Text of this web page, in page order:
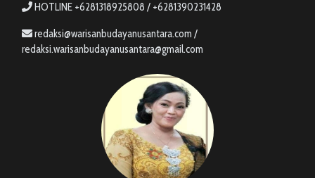
HOTLINE +6281318925808 / +6281390231428
redaksi@warisanbudayanusantara.com /
redaksi.warisanbudayanusantara@gmail.com